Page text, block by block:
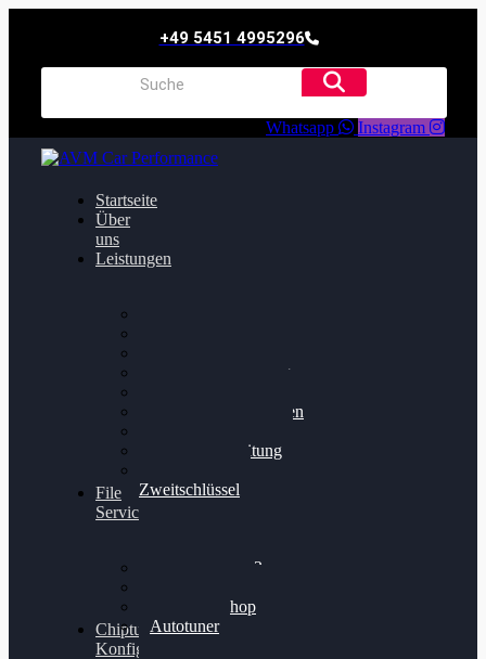
+49 5451 4995296
Whatsapp Instagram
Startseite
Über
uns
Leistungen
Getriebeoptimierung
Bremsscheiben planen
Felgenaufbereitung
Zweitschlüssel
File
Service
Alientech Kess3
Alientech Shop
Autotuner
Chiptuning
Konfigurator